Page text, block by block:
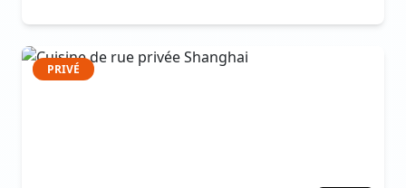
PRIVÉ